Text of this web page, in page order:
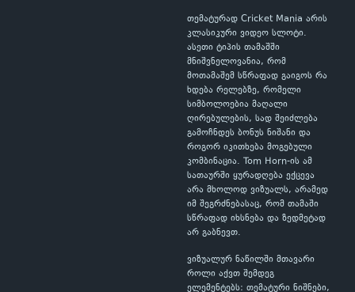
თემატურად Cricket Mania არის
კლასიკური ვიდეო სლოტი.
ასეთი ტიპის თამაშში
მნიშვნელოვანია, რომ
მოთამაშემ სწრაფად გაიგოს რა
ხდება რელებზე, რომელი
სიმბოლოებია მაღალი
ღირებულების, სად შეიძლება
გამოჩნდეს ბონუს ნიშანი და
როგორ იკითხება მოგებული
კომბინაცია. Tom Horn-ის ამ
სათაურში ყურადღება ექცევა
არა მხოლოდ ვიზუალს, არამედ
იმ შეგრძნებასაც, რომ თამაში
სწრაფად იხსნება და ზედმეტად
არ გაბნევთ.
ვიზუალურ ნაწილში მთავარი
როლი აქვთ შემდეგ
ელემენტებს: თემატური ნიშნები,